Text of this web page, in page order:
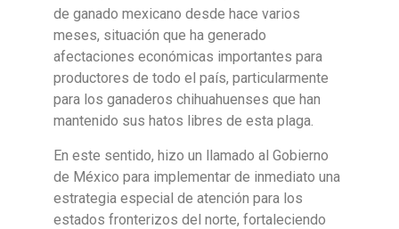
de ganado mexicano desde hace varios
meses, situación que ha generado
afectaciones económicas importantes para
productores de todo el país, particularmente
para los ganaderos chihuahuenses que han
mantenido sus hatos libres de esta plaga.
En este sentido, hizo un llamado al Gobierno
de México para implementar de inmediato una
estrategia especial de atención para los
estados fronterizos del norte, fortaleciendo